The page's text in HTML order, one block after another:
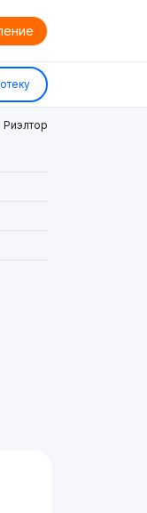
Риэлтор